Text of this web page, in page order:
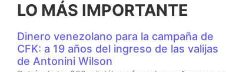
LO MÁS IMPORTANTE
Dinero venezolano para la campaña de
CFK: a 19 años del ingreso de las valijas
de Antonini Wilson